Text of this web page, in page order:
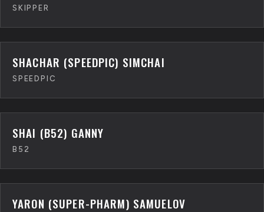
SKIPPER
SHACHAR (SPEEDPIC) SIMCHAI
SPEEDPIC
SHAI (B52) GANNY
B52
YARON (SUPER-PHARM) SAMUELOV